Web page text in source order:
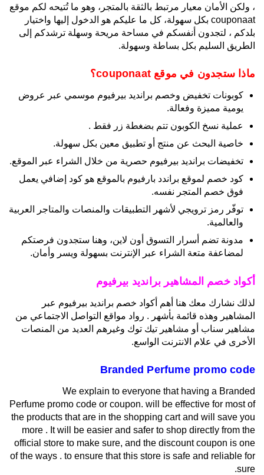
، ولكن الأمان معيار مرتبط بالثقة بالمتجر، وهو ما تُتيحه لكم موقع
couponaat بكل سهولة، كل ما عليكم هو الدخول إليها واختيار
بلدكم ، لتجدون أنفسكم في مساحة مريحة وسهلة ترشدكم إلى
الطريق السليم بكل بساطة وسهولة.
ماذا ستجدون في موقع couponaat؟
كوبونات تخفيض وخصم برانديد بيرفيوم موسمي عبر عروض
يومية مميزة وفعالة.
عملية نسخ الكوبون تتم بضغطة زر فقط .
خاصية البحث عن منتج أو تطبيق معين بكل سهولة.
تخفيضات برانديد بيرفيوم حصرية من خلال الشراء عبر الموقع.
كود خصم لموقع براندد بارفيوم بالموقع هو كود إضافي يعمل
فوق خصم المتجر نفسه.
توفّر رمز ترويجي لأشهر التطبيقات والمنصات والمتاجر العربية
والعالمية.
مدونة تضم أسرار التسوق أون لاين، وهنا ستجدون فرصتكم
لمضاعفة متعة الشراء عبر الإنترنت بسهولة ويسر وأمان.
أكواد خصم المشاهير برانديد بيرفيوم
لذلك نشارك معك هنا أهم أكواد خصم برانديد بيرفيوم عبر
المشاهير وهذه قائمة بأشهر . رواد مواقع التواصل الاجتماعي من
مشاهير سناب أو مشاهير تيك توك وغيرهم العديد من المنصات
الأخرى في علام الانترنت الواسع.
Branded Perfume promo code
We explain to everyone that having a Branded
Perfume promo code or coupon. will be effective for most of
the products that are in the shopping cart and will save you
more . It will be easier and safer to shop directly from the
official store to make sure, and the discount coupon is one
of the ways . to ensure that this store is safe and reliable for
sure.